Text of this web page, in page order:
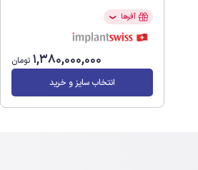
آفرها ❯
1,380,000,000 تومان
انتخاب سایز و خرید